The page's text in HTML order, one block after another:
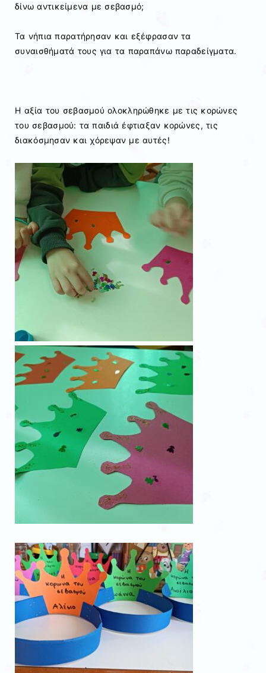
δίνω αντικείμενα με σεβασμό;
Τα νήπια παρατήρησαν και εξέφρασαν τα
συναισθήματά τους για τα παραπάνω παραδείγματα.
Η αξία του σεβασμού ολοκληρώθηκε με τις κορώνες
του σεβασμού: τα παιδιά έφτιαξαν κορώνες, τις
διακόσμησαν και χόρεψαν με αυτές!